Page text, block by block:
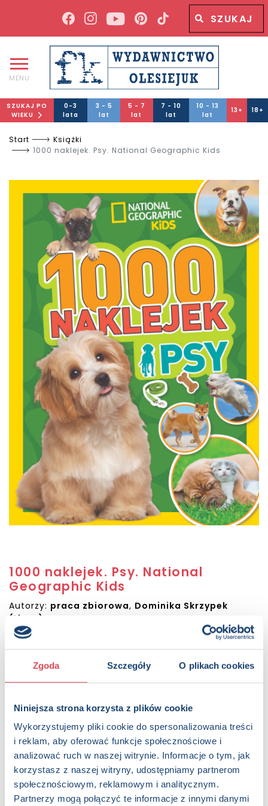
Zgoda Szczegóły O plikach cookies
Niniejsza strona korzysta z plików cookie
Wykorzystujemy pliki cookie do spersonalizowania treści
i reklam, aby oferować funkcje społecznościowe i
analizować ruch w naszej witrynie. Informacje o tym, jak
korzystasz z naszej witryny, udostępniamy partnerom
społecznościowym, reklamowym i analitycznym.
Partnerzy mogą połączyć te informacje z innymi danymi
Wyszukiwana fraza
MENU
SZUKAJ PO
WIEKU
0-3
lata
3 - 5
lat
5 - 7
lat
7 - 10
lat
10 - 13
lat
13+ 18+
Start
Książki
1000 naklejek. Psy. National Geographic Kids
1000 naklejek. Psy. National
Geographic Kids
Autorzy: praca zbiorowa, Dominika Skrzypek
(tłum.)
Sugerowana cena detaliczna:
Dostępna:650 sztuk
KUP NA SWIATKSIAZKI.PL
KUP NA KSIAZKI.PL
OPIS
W tych niezwykłych książkach z logo National Geographic
Kids dzieci znajdą: 1000 niesamowitych kolorowych naklejek,
wciągające zadania, ćwiczenia rozwijające twórcze
myślenie i mnóstwo inspirujących informacji. A do tego